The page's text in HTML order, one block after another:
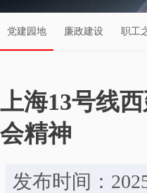
党建园地 廉政建设 职工
上海13号线
会精神
发布时间：